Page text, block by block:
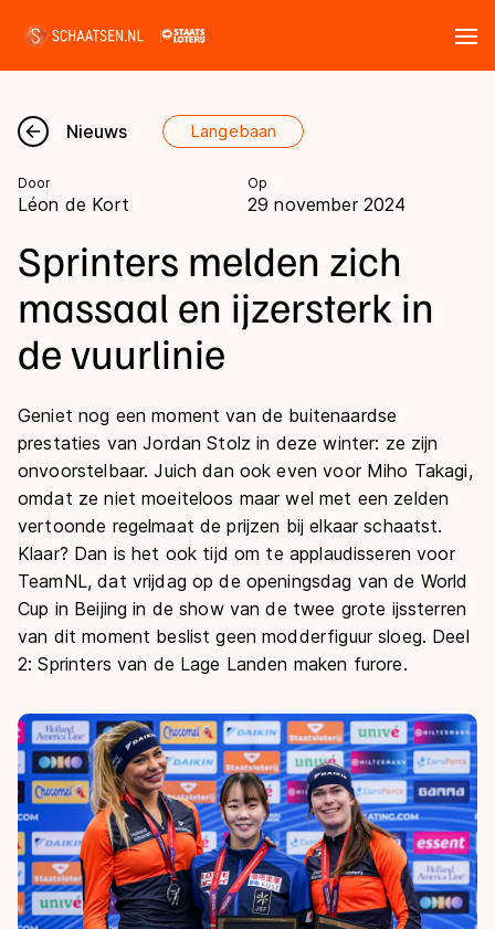
Nieuws
Kalender
Disciplines
Marathon
Langebaan
Shorttrack
Inlineskaten
Kunstschaatsen
Schoonrijden
Natuurijs
Uitslagen
Langebaan
Shorttrack
Marathon
Inlineskaten
Kunstschaatsen
Tijden & historie
Ranglijsten Langebaan
Persoonlijke records & tijden
Historie & statistiek
De weg op
Inschrijven wedstrijden
Algemene Nederlandse Schaatstijd
Deze zomer de weg op
Waar kan ik schaatsen en skaten?
Schaatsfans
Alles voor jou als schaatsfan
Evenementen
Livestreams
Word schaatsfan!
Winacties
Olympische Spelen
Medaille overzicht
Medaillespiegel
Olympische uitslagen
Van Jong tot Goud verhalen
Nieuws Langebaan
Door
Léon de Kort
Op
29 november 2024
Sprinters melden zich
massaal en ijzersterk in
de vuurlinie
Geniet nog een moment van de buitenaardse
prestaties van Jordan Stolz in deze winter: ze zijn
onvoorstelbaar. Juich dan ook even voor Miho Takagi,
omdat ze niet moeiteloos maar wel met een zelden
vertoonde regelmaat de prijzen bij elkaar schaatst.
Klaar? Dan is het ook tijd om te applaudisseren voor
TeamNL, dat vrijdag op de openingsdag van de World
Cup in Beijing in de show van de twee grote ijssterren
van dit moment beslist geen modderfiguur sloeg. Deel
2: Sprinters van de Lage Landen maken furore.